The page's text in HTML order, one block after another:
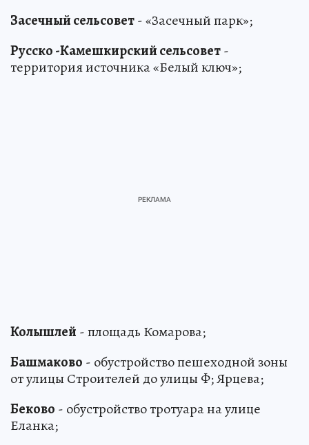
Засечный сельсовет- «Засечный парк»;
Русско -Камешкирский сельсовет-
территория источника «Белый ключ»;
Колышлей - площадь Комарова;
Башмаково - обустройство пешеходной зоны
от улицы Строителей до улицы Ф; Ярцева;
Беково - обустройство тротуара на улице
Еланка;